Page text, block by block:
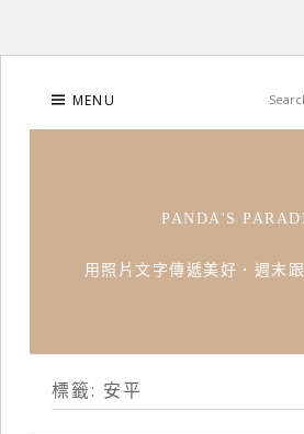
content
MENU
PANDA'S
用照片文字傳遞美好．週末
標籤: 安平